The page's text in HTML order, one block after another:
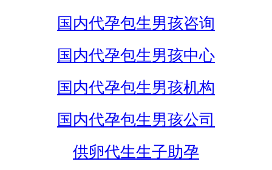
国内代孕包生男孩咨询
国内代孕包生男孩中心
国内代孕包生男孩机构
国内代孕包生男孩公司
供卵代生生子助孕